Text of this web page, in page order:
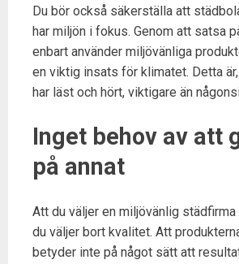
Du bör också säkerställa att
har miljön i fokus. Genom att satsa
enbart använder miljövänliga
en viktig insats för klimatet. Detta
har läst och hört, viktigare än
Inget behov av att
på annat
Att du väljer en miljövänlig
du väljer bort kvalitet. Att
betyder inte på något sätt att